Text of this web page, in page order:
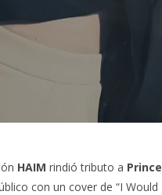
HAIM rindió tributo a Prince
con un cover de “I Would